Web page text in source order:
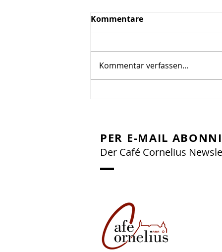
Kommentare
Kommentar verfassen...
PER E-MAIL
Der Café Cornelius